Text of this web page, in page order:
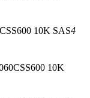
10K SAS4
10K